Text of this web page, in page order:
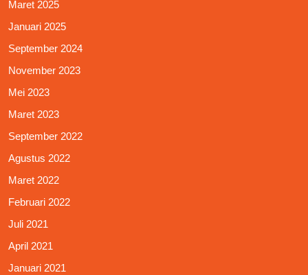
Maret 2025
Januari 2025
September 2024
November 2023
Mei 2023
Maret 2023
September 2022
Agustus 2022
Maret 2022
Februari 2022
Juli 2021
April 2021
Januari 2021